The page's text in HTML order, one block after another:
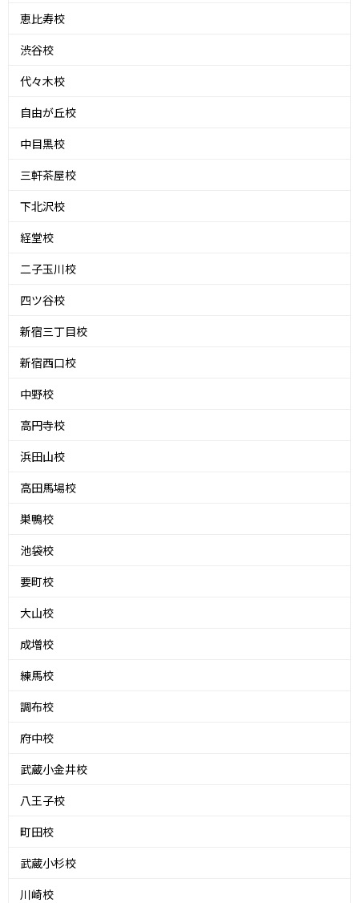
恵比寿校
渋谷校
代々木校
自由が丘校
中目黒校
三軒茶屋校
下北沢校
経堂校
二子玉川校
四ツ谷校
新宿三丁目校
新宿西口校
中野校
高円寺校
浜田山校
高田馬場校
巣鴨校
池袋校
要町校
大山校
成増校
練馬校
調布校
府中校
武蔵小金井校
八王子校
町田校
武蔵小杉校
川崎校